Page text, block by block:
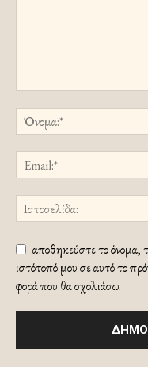
αποθηκεύστε το όνομα,
ιστότοπό μου σε αυτό το
φορά που θα σχολιάσω.